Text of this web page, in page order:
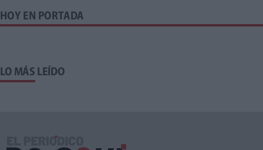
HOY EN PORTADA
LO MÁS LEÍDO